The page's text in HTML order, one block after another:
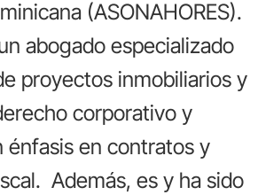
(ASONAHORES).
abogado especializado
proyectos inmobiliarios y
corporativo y
énfasis en contratos y
Además, es y ha sido